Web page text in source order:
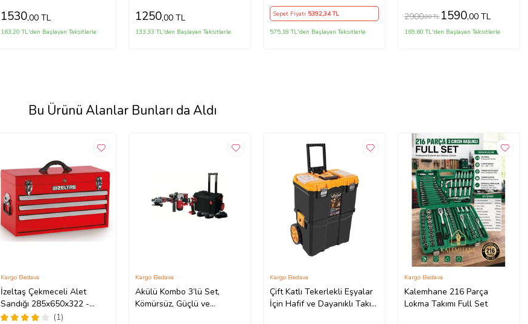
1530,00 TL
163,20 TL'den Başlayan Taksitlerle
1250,00 TL
133,33 TL'den Başlayan Taksitlerle
Sepet Fiyatı 5392,34 TL
575,18 TL'den Başlayan Taksitlerle
2900,00 TL 1590,00 TL
169,60 TL'den Başlayan Taksitlerle
Bu Ürünü Alanlar Bunları da Aldı
İzeltaş Çekmeceli Alet
Sandığı 285x650x322 -
8320331003 (1)
Kargo Bedava
Akülü Kombo 3’lü Set,
Kömürsüz, Güçlü ve
Kargo Bedava
Çift Katlı Tekerlekli Eşyalar
İçin Hafif ve Dayanıklı Takım
Kargo Bedava
Kalemhane 216 Parça
Lokma Takımı Full Set
Kargo Bedava